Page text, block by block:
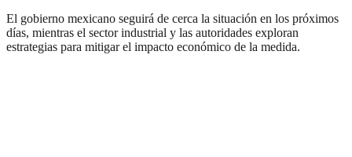
El gobierno mexicano seguirá de cerca la situación en los próximos
días, mientras el sector industrial y las autoridades exploran
estrategias para mitigar el impacto económico de la medida.